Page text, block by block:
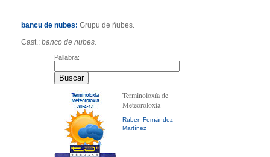
bancu de nubes: Grupu de ñubes.
Cast.: banco de nubes.
Pallabra:
Terminoloxía de
Meteoroloxía
Ruben Fernández
Martínez